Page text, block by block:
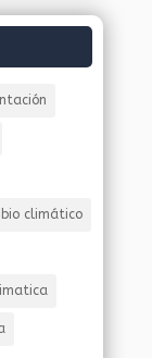
climático